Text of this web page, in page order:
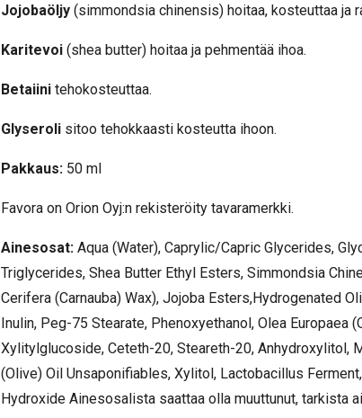
Jojobaöljy (simmondsia chinensis) hoitaa, kosteuttaa ja
Karitevoi (shea butter) hoitaa ja pehmentää ihoa.
Betaiini tehokosteuttaa.
Glyseroli sitoo tehokkaasti kosteutta ihoon.
Pakkaus: 50 ml
Favora on Orion Oyj:n rekisteröity tavaramerkki.
Ainesosat: Aqua (Water), Caprylic/Capric Glycerides,
Triglycerides, Shea Butter Ethyl Esters, Simmondsia
Cerifera (Carnauba) Wax), Jojoba Esters,Hydrogenated
Inulin, Peg-75 Stearate, Phenoxyethanol, Olea Europaea
Xylitylglucoside, Ceteth-20, Steareth-20, Anhydroxylitol,
(Olive) Oil Unsaponifiables, Xylitol, Lactobacillus
Hydroxide Ainesosalista saattaa olla muuttunut, tarkista